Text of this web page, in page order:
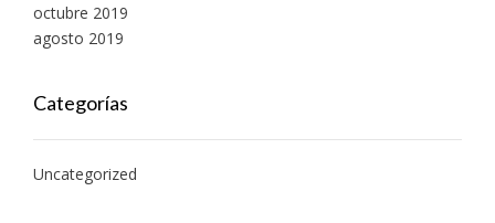
octubre 2019
agosto 2019
Categorías
Uncategorized